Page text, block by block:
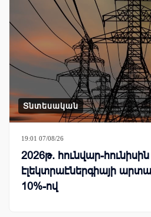
Տնտեսական
19:01 07/08/26
2026թ. հունվար-
էլեկտրաէներգիայի
10%-ով